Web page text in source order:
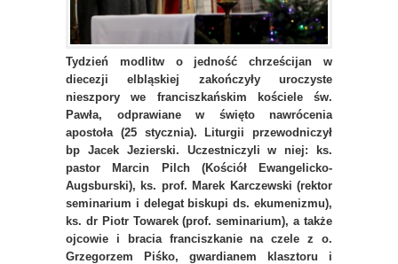
Tydzień modlitw o jedność chrześcijan w
diecezji elbląskiej zakończyły uroczyste
nieszpory we franciszkańskim kościele św.
Pawła, odprawiane w święto nawrócenia
apostoła (25 stycznia). Liturgii przewodniczył
bp Jacek Jezierski. Uczestniczyli w niej: ks.
pastor Marcin Pilch (Kościół Ewangelicko-
Augsburski), ks. prof. Marek Karczewski (rektor
seminarium i delegat biskupi ds. ekumenizmu),
ks. dr Piotr Towarek (prof. seminarium), a także
ojcowie i bracia franciszkanie na czele z o.
Grzegorzem Piśko, gwardianem klasztoru i